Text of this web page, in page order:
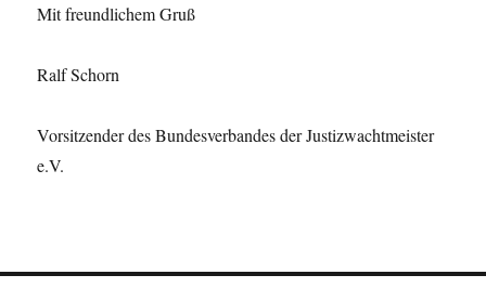
Mit freundlichem Gruß
Ralf Schorn
Vorsitzender des Bundesverbandes der Justizwachtmeister
e.V.